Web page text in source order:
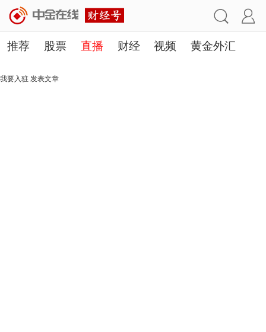
推荐 股票 直播 财经 视频 黄金外汇
理财 行业
我要入驻 发表文章